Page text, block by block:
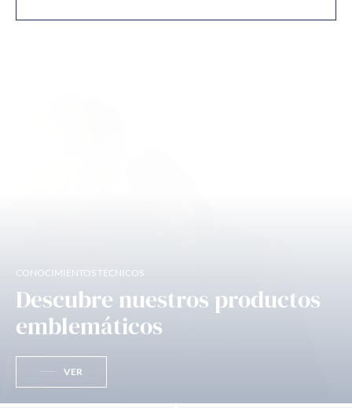
CONOCIMIENTOS TÉCNICOS
Descubre nuestros productos
emblemáticos
VER